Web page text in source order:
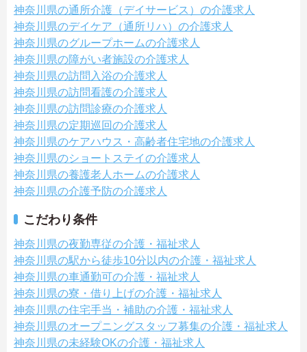
神奈川県の通所介護（デイサービス）の介護求人
神奈川県のデイケア（通所リハ）の介護求人
神奈川県のグループホームの介護求人
神奈川県の障がい者施設の介護求人
神奈川県の訪問入浴の介護求人
神奈川県の訪問看護の介護求人
神奈川県の訪問診療の介護求人
神奈川県の定期巡回の介護求人
神奈川県のケアハウス・高齢者住宅地の介護求人
神奈川県のショートステイの介護求人
神奈川県の養護老人ホームの介護求人
神奈川県の介護予防の介護求人
こだわり条件
神奈川県の夜勤専従の介護・福祉求人
神奈川県の駅から徒歩10分以内の介護・福祉求人
神奈川県の車通勤可の介護・福祉求人
神奈川県の寮・借り上げの介護・福祉求人
神奈川県の住宅手当・補助の介護・福祉求人
神奈川県のオープニングスタッフ募集の介護・福祉求人
神奈川県の未経験OKの介護・福祉求人